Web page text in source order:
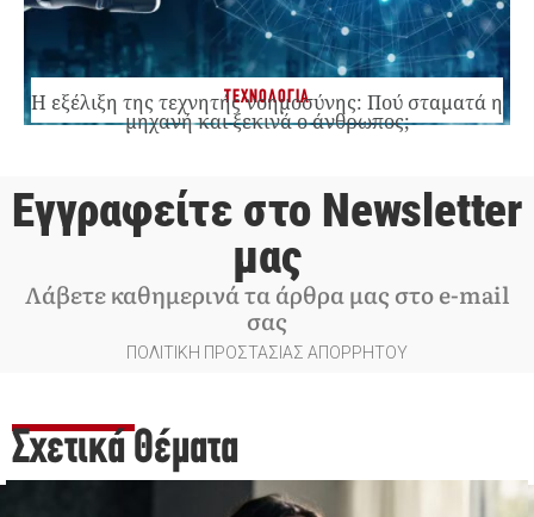
ΤΕΧΝΟΛΟΓΙΑ
Η εξέλιξη της τεχνητής νοημοσύνης: Πού σταματά η
μηχανή και ξεκινά ο άνθρωπος;
Εγγραφείτε στο Newsletter
μας
Λάβετε καθημερινά τα άρθρα μας στο e-mail
σας
ΠΟΛΙΤΙΚΗ ΠΡΟΣΤΑΣΙΑΣ ΑΠΟΡΡΗΤΟΥ
Σχετικά Θέματα